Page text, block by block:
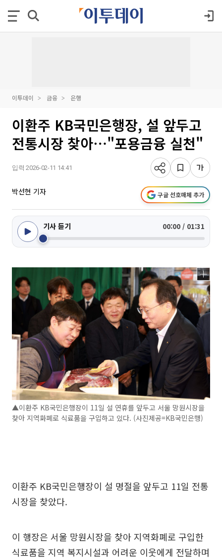
이투데이 금융 은행
이환주 KB국민은행장, 설 앞두고
전통시장 찾아⋯"포용금융 실천"
입력 2026-02-11 14:41
박선현 기자 구글 선호매체 추가
기사 듣기 00:00 / 01:31
▲이환주 KB국민은행장이 11일 설 연휴를 앞두고 서울 망원시장을
찾아 지역화폐로 식료품을 구입하고 있다. (사진제공=KB국민은행)
이환주 KB국민은행장이 설 명절을 앞두고 11일 전통
시장을 찾았다.
이 행장은 서울 망원시장을 찾아 지역화폐로 구입한
식료품을 지역 복지시설과 어려운 이웃에게 전달하며